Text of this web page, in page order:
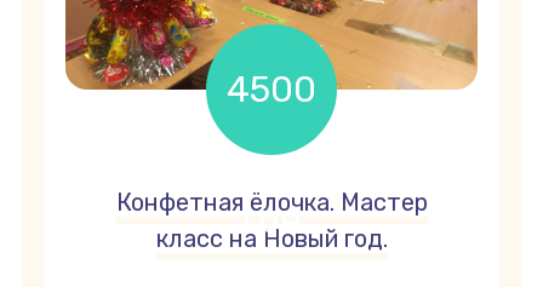
4500
грн
Конфетная ёлочка. Мастер
класс на Новый год.